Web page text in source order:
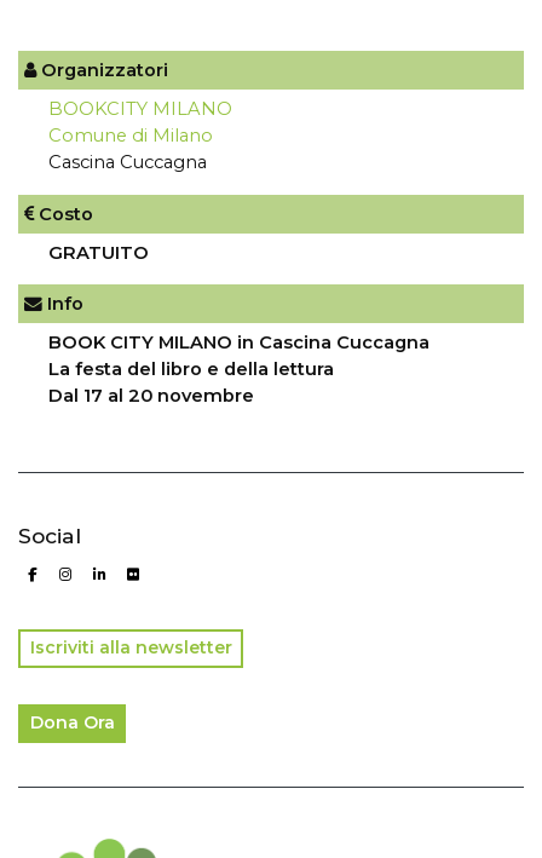
Organizzatori
BOOKCITY MILANO
Comune di Milano
Cascina Cuccagna
Costo
GRATUITO
Info
BOOK CITY MILANO in Cascina Cuccagna
La festa del libro e della lettura
Dal 17 al 20 novembre
Social
Iscriviti alla newsletter
Dona Ora